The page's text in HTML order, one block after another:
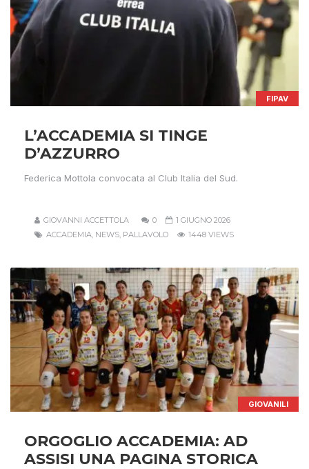
FIPAV
L’ACCADEMIA SI TINGE
D’AZZURRO
Federica Mottola convocata al Club Italia del Sud.
GIOVANNI ACCETTOLA 0
1 GIUGNO 2026
ACCADEMIA, NEWS, PALLAVOLO 1448 VIEWS
GIOVANILI
ORGOGLIO ACCADEMIA: AD
ASSISI UNA PAGINA STORICA